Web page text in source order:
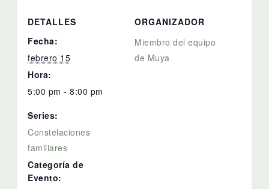
DETALLES
Fecha:
febrero 15
Hora:
5:00 pm - 8:00 pm
Series:
Constelaciones
familiares
Categoría de
Evento:
ORGANIZADOR
Miembro del equipo
de Muya